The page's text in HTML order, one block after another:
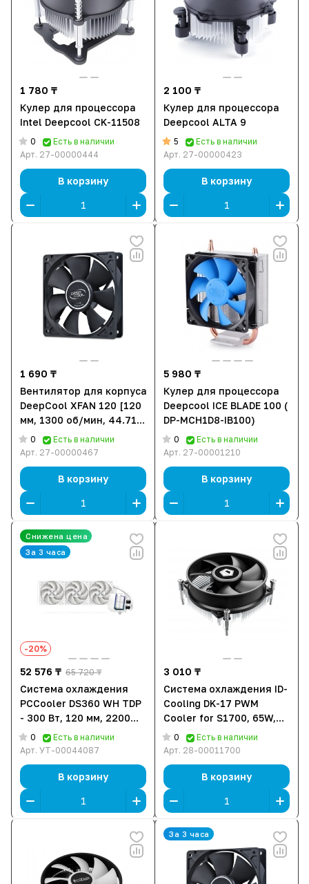
1 780 ₸
Кулер для процессора
Intel Deepcool CK-11508
0
Есть в наличии
Арт. 27-00000444
В корзину
2 100 ₸
Кулер для процессора
Deepcool ALTA 9
5
Есть в наличии
Арт. 27-00000423
В корзину
1 690 ₸
Вентилятор для корпуса
DeepCool XFAN 120 [120
мм, 1300 об/мин, 44.71
CFM, 23.7 дБ]
0
Есть в наличии
Арт. 27-00000467
В корзину
5 980 ₸
Кулер для процессора
Deepcool ICE BLADE 100 (
DP-MCH1D8-IB100)
0
Есть в наличии
Арт. 27-00001210
В корзину
Снижена цена
За 3 часа
-20%
52 576 ₸ 65 720 ₸
Система охлаждения
PCCooler DS360 WH TDP
- 300 Вт, 120 мм, 2200
об/мин, 16 дБ, 4 pin
0
Есть в наличии
Арт. УТ-00044087
В корзину
3 010 ₸
Система охлаждения ID-
Cooling DK-17 PWM
Cooler for S1700, 65W,
9cm fan, 600-2200rpm,
45.8CFM, 4pin
0
Есть в наличии
Арт. 28-00011700
В корзину
За 3 часа